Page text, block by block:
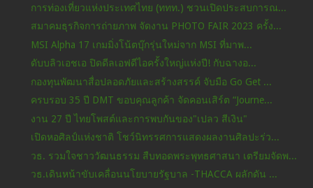
การท่องเที่ยวแห่งประเทศไทย (ททท.) ชวนเปิดประสบการณ...
สมาคมธุรกิจการถ่ายภาพ จัดงาน PHOTO FAIR 2023 ครั้ง...
MSI Alpha 17 เกมมิ่งโน้ตบุ๊กรุ่นใหม่จาก MSI ที่มาพ...
ดับบลิวเอชเอ ปิดดีลเอฟดีไอครั้งใหญ่แห่งปี! กับฉางอ...
กองทุนพัฒนาสื่อปลอดภัยและสร้างสรรค์ จับมือ Go Get ...
ครบรอบ 35 ปี DMT ขอบคุณลูกค้า จัดคอนเสิร์ต “Journe...
งาน 27 ปี ไทยโพสต์และการพบกันของ"เปลว สีเงิน"
เปิดหอศิลป์แห่งชาติ โชว์นิทรรศการแสดงผลงานศิลปะร่ว...
วธ. รวมใจชาววัฒนธรรม สืบทอดพระพุทธศาสนา เตรียมจัดพ...
วธ.เดินหน้าขับเคลื่อนนโยบายรัฐบาล -THACCA ผลักดัน ...